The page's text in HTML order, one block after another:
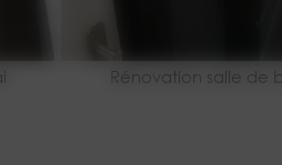
Rénovation salle de